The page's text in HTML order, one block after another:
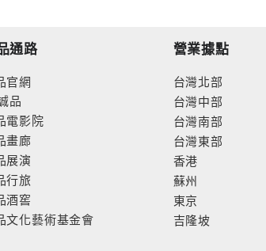
通路
官網
品
電影院
畫廊
展演
行旅
酒窖
文化藝術基金會
營業據點
台灣北部
台灣中部
台灣南部
台灣東部
香港
蘇州
東京
吉隆坡